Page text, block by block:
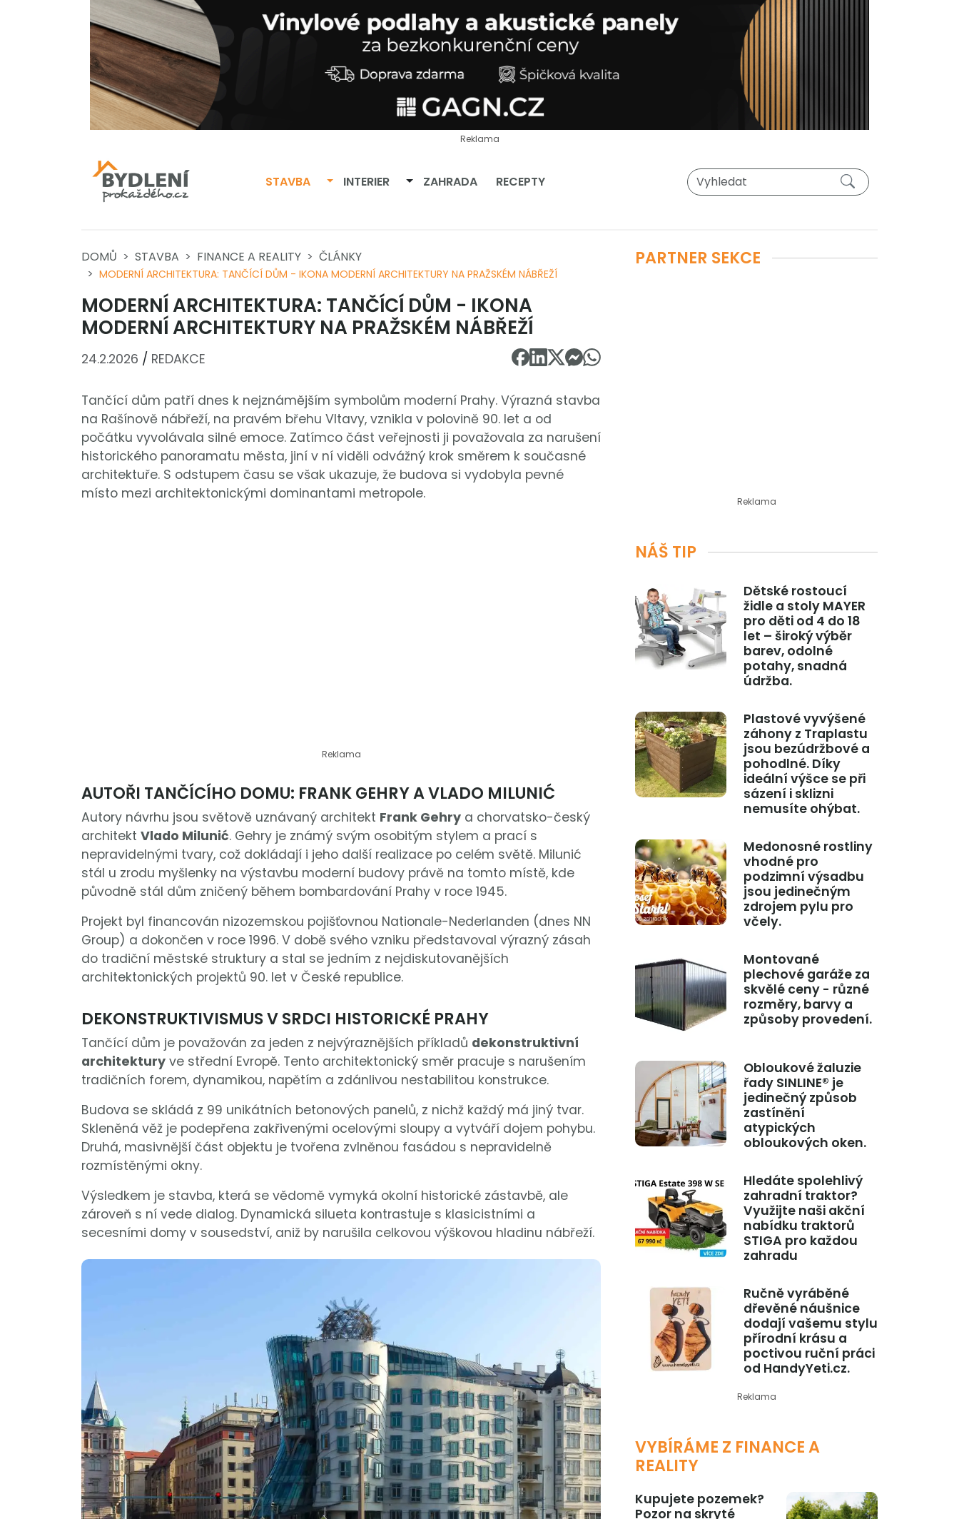
Reklama
STAVBA Přepnout dropdown
INTERIER Přepnout dropdown
ZAHRADA RECEPTY
DOMŮ STAVBA FINANCE A REALITY ČLÁNKY
MODERNÍ ARCHITEKTURA: TANČÍCÍ DŮM - IKONA MODERNÍ ARCHITEKTURY NA PRAŽSKÉM NÁBŘEŽÍ
MODERNÍ ARCHITEKTURA: TANČÍCÍ DŮM - IKONA
MODERNÍ ARCHITEKTURY NA PRAŽSKÉM NÁBŘEŽÍ
24.2.2026 / REDAKCE
Tančící dům patří dnes k nejznámějším symbolům moderní Prahy. Výrazná stavba
na Rašínově nábřeží, na pravém břehu Vltavy, vznikla v polovině 90. let a od
počátku vyvolávala silné emoce. Zatímco část veřejnosti ji považovala za narušení
historického panoramatu města, jiní v ní viděli odvážný krok směrem k současné
architektuře. S odstupem času se však ukazuje, že budova si vydobyla pevné
místo mezi architektonickými dominantami metropole.
Reklama
AUTOŘI TANČÍCÍHO DOMU: FRANK GEHRY A VLADO MILUNIĆ
Autory návrhu jsou světově uznávaný architekt Frank Gehry a chorvatsko-český
architekt Vlado Milunić. Gehry je známý svým osobitým stylem a prací s
nepravidelnými tvary, což dokládají i jeho další realizace po celém světě. Milunić
stál u zrodu myšlenky na výstavbu moderní budovy právě na tomto místě, kde
původně stál dům zničený během bombardování Prahy v roce 1945.
Projekt byl financován nizozemskou pojišťovnou Nationale-Nederlanden (dnes NN
Group) a dokončen v roce 1996. V době svého vzniku představoval výrazný zásah
do tradiční městské struktury a stal se jedním z nejdiskutovanějších
architektonických projektů 90. let v České republice.
DEKONSTRUKTIVISMUS V SRDCI HISTORICKÉ PRAHY
Tančící dům je považován za jeden z nejvýraznějších příkladů dekonstruktivní
architektury ve střední Evropě. Tento architektonický směr pracuje s narušením
tradičních forem, dynamikou, napětím a zdánlivou nestabilitou konstrukce.
Budova se skládá z 99 unikátních betonových panelů, z nichž každý má jiný tvar.
Skleněná věž je podepřena zakřivenými ocelovými sloupy a vytváří dojem pohybu.
Druhá, masivnější část objektu je tvořena zvlněnou fasádou s nepravidelně
rozmístěnými okny.
Výsledkem je stavba, která se vědomě vymyká okolní historické zástavbě, ale
zároveň s ní vede dialog. Dynamická silueta kontrastuje s klasicistními a
secesními domy v sousedství, aniž by narušila celkovou výškovou hladinu nábřeží.
PARTNER SEKCE
Reklama
NÁŠ TIP
Dětské rostoucí
židle a stoly MAYER
pro děti od 4 do 18
let – široký výběr
barev, odolné
potahy, snadná
údržba.
Plastové vyvýšené
záhony z Traplastu
jsou bezúdržbové a
pohodlné. Díky
ideální výšce se při
sázení i sklizni
nemusíte ohýbat.
Medonosné rostliny
vhodné pro
podzimní výsadbu
jsou jedinečným
zdrojem pylu pro
včely.
Montované
plechové garáže za
skvělé ceny - různé
rozměry, barvy a
způsoby provedení.
Obloukové žaluzie
řady SINLINE® je
jedinečný způsob
zastínění
atypických
obloukových oken.
Hledáte spolehlivý
zahradní traktor?
Využijte naši akční
nabídku traktorů
STIGA pro každou
zahradu
Ručně vyráběné
dřevěné náušnice
dodají vašemu stylu
přírodní krásu a
poctivou ruční práci
od HandyYeti.cz.
Reklama
VYBÍRÁME Z FINANCE A
REALITY
Kupujete pozemek?
Pozor na skryté